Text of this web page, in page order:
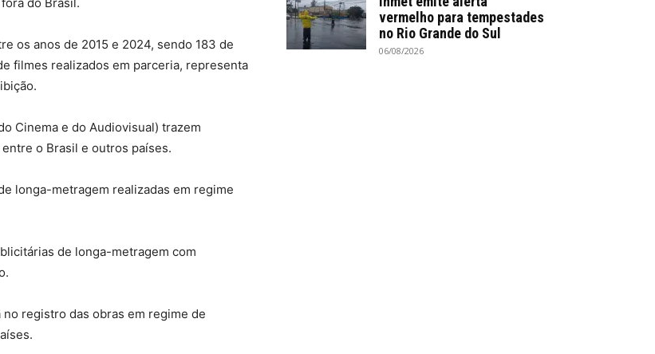
os anos de 2015 e 2024, sendo 183 de
filmes realizados em parceria, representa
Cinema e do Audiovisual) trazem
o Brasil e outros países.
longa-metragem realizadas em regime
de longa-metragem com
registro das obras em regime de
vermelho para tempestades
no Rio Grande do Sul
06/08/2026